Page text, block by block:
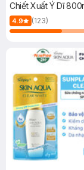
Chiết Xuất Ý Dĩ
4.9 (123)